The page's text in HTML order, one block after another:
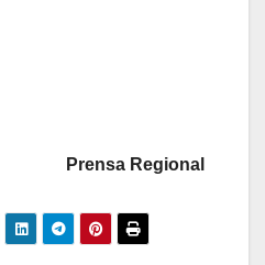
Prensa Regional